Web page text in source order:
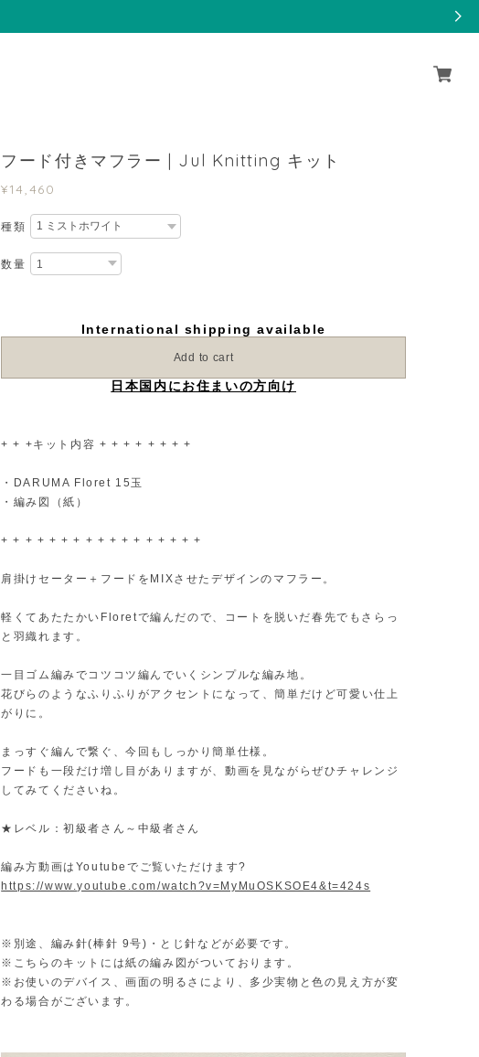
フード付きマフラー | Jul Knitting キット
¥14,460
種類
数量
International shipping available
Add to cart
日本国内にお住まいの方向け
+ + +キット内容 + + + + + + + +
・DARUMA Floret 15玉
・編み図（紙）
+ + + + + + + + + + + + + + + + +
肩掛けセーター＋フードをMIXさせたデザインのマフラー。
軽くてあたたかいFloretで編んだので、コートを脱いだ春先でもさらっ
と羽織れます。
一目ゴム編みでコツコツ編んでいくシンプルな編み地。
花びらのようなふりふりがアクセントになって、簡単だけど可愛い仕上
がりに。
まっすぐ編んで繋ぐ、今回もしっかり簡単仕様。
フードも一段だけ増し目がありますが、動画を見ながらぜひチャレンジ
してみてくださいね。
★レベル：初級者さん～中級者さん
編み方動画はYoutubeでご覧いただけます?
https://www.youtube.com/watch?v=MyMuOSKSOE4&t=424s
※別途、編み針(棒針 9号)・とじ針などが必要です。
※こちらのキットには紙の編み図がついております。
※お使いのデバイス、画面の明るさにより、多少実物と色の見え方が変
わる場合がございます。